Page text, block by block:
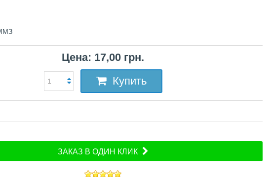
Цена: 17,00 грн.
Купить
ЗАКАЗ В ОДИН КЛИК